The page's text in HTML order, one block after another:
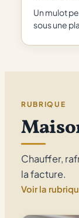
Un mulot
sous une
RUBRIQUE
Chauffer,
la facture.
Voir la